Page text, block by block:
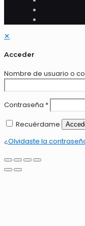
✕
Acceder
Nombre de usuario o
Contraseña *
Recuérdame
¿Olvidaste la